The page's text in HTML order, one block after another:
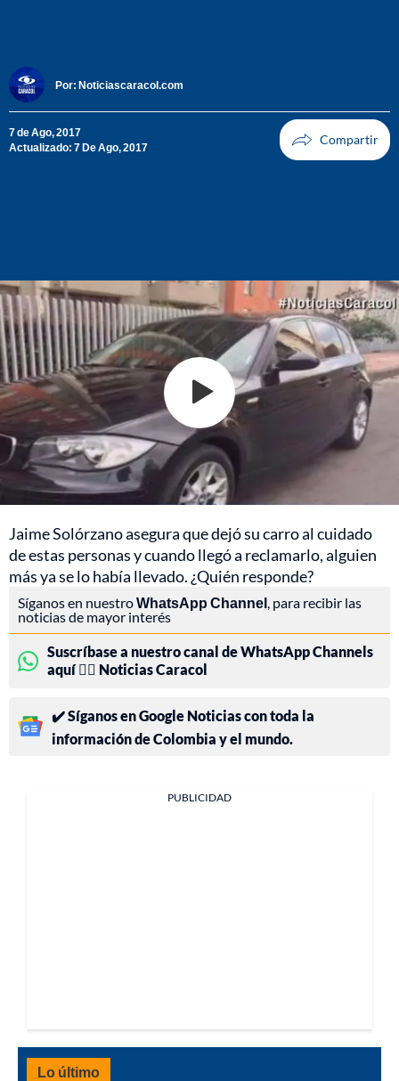
Por: Noticiascaracol.com
7 de Ago, 2017
Actualizado: 7 De Ago, 2017
Jaime Solórzano asegura que dejó su carro al cuidado
de estas personas y cuando llegó a reclamarlo, alguien
más ya se lo había llevado. ¿Quién responde?
Síganos en nuestroWhatsApp Channel , para recibir las
noticias de mayor interés
Suscríbase a nuestro canal de WhatsApp Channels
aquí 👉🏻 Noticias Caracol
✔️ Síganos en Google Noticias con toda la
información de Colombia y el mundo.
PUBLICIDAD
Lo último